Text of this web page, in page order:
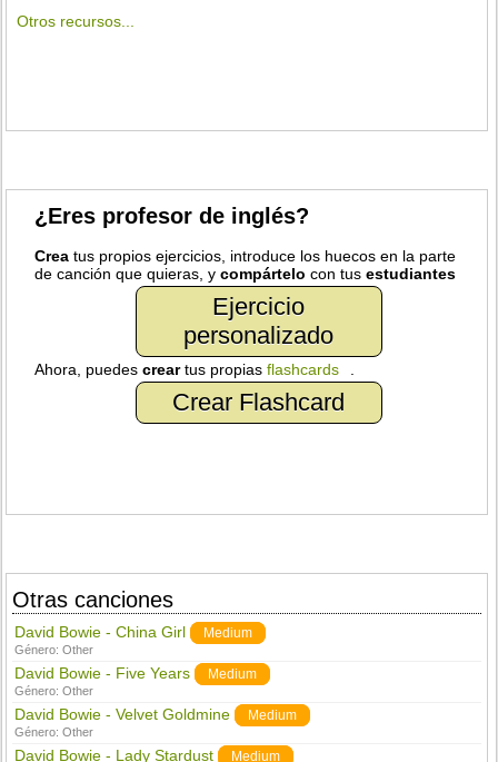
Otros recursos...
¿Eres profesor de inglés?
Crea tus propios ejercicios, introduce los huecos en la parte
de canción que quieras, ycompártelo con tusestudiantes
Ejercicio
personalizado
Ahora, puedescreartus propiasflashcards
Crear Flashcard
Otras canciones
David Bowie - China Girl Medium
Género:Other
David Bowie - Five Years Medium
Género:Other
David Bowie - Velvet Goldmine Medium
Género:Other
David Bowie - Lady Stardust Medium